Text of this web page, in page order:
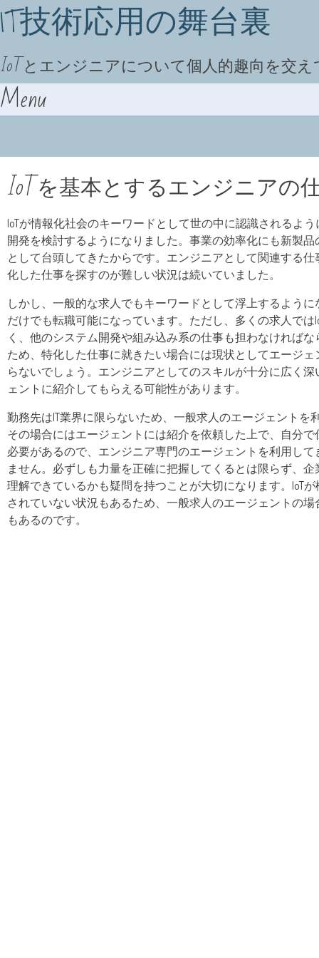
IT技術応用の舞台裏
IoTとエンジニアについて個人的趣向を交
Menu
IoTを基本とするエンジニアの
IoTが情報化社会のキーワードとして世の中に認識されるよ
開発を検討するようになりました。事業の効率化にも新製
として台頭してきたからです。エンジニアとして関連する
化した仕事を探すのが難しい状況は続いていました。
しかし、一般的な求人でもキーワードとして浮上するよう
だけでも転職可能になっています。ただし、多くの求人では
く、他のシステム開発や組み込み系の仕事も担わなければ
ため、特化した仕事に就きたい場合には現状としてエージ
らないでしょう。エンジニアとしてのスキルが十分に広く
ェントに紹介してもらえる可能性があります。
勤務先はIT業界に限らないため、一般求人のエージェントを
その場合にはエージェントには紹介を依頼した上で、自分
必要があるので、エンジニア専門のエージェントを利用し
ません。必ずしも力量を正確に把握してくるとは限らず、
理解できているかも疑問を持つことが大切になります。IoT
されていない状況もあるため、一般求人のエージェントの
もあるのです。